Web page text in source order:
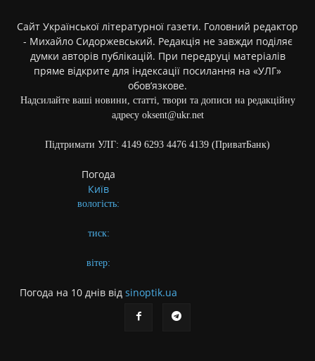
Сайт Української літературної газети. Головний редактор
- Михайло Сидоржевський. Редакція не завжди поділяє
думки авторів публікацій. При передруці матеріалів
пряме відкрите для індексації посилання на «УЛГ»
обов’язкове.
Надсилайте ваші новини, статті, твори та дописи на редакційну
адресу oksent@ukr.net
Підтримати УЛГ: 4149 6293 4476 4139 (ПриватБанк)
Погода
Київ
вологість:
тиск:
вітер:
Погода на 10 днів від sinoptik.ua